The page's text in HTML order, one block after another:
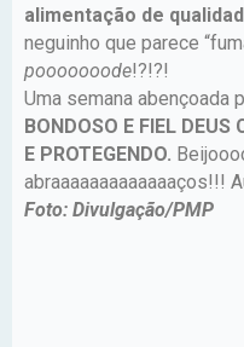
alimentação de
neguinho que parece
pooooooode!?!?!
Uma semana abençoada
BONDOSO E FIEL DEUS
E PROTEGENDO.
abraaaaaaaaaaaaaços!!!
Foto: Divulgação/PMP